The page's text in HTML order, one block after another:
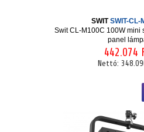
SWITSWIT-CL-
Swit CL-M100C 100W mini
panel
442.074
Nettó: